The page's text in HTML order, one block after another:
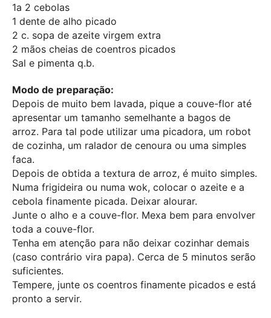
1a 2 cebolas
1 dente de alho picado
2 c. sopa de azeite virgem extra
2 mãos cheias de coentros picados
Sal e pimenta q.b.
Modo de preparação:
Depois de muito bem lavada, pique a couve-flor até
apresentar um tamanho semelhante a bagos de
arroz. Para tal pode utilizar uma picadora, um robot
de cozinha, um ralador de cenoura ou uma simples
faca.
Depois de obtida a textura de arroz, é muito simples.
Numa frigideira ou numa wok, colocar o azeite e a
cebola finamente picada. Deixar alourar.
Junte o alho e a couve-flor. Mexa bem para envolver
toda a couve-flor.
Tenha em atenção para não deixar cozinhar demais
(caso contrário vira papa). Cerca de 5 minutos serão
suficientes.
Tempere, junte os coentros finamente picados e está
pronto a servir.